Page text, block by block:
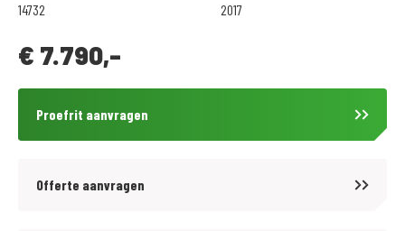
Vraag naar de voorwaarden. Toetsing en registratie BKR Tiel.
14732
2017
€ 7.790,-
Proefrit aanvragen
Offerte aanvragen